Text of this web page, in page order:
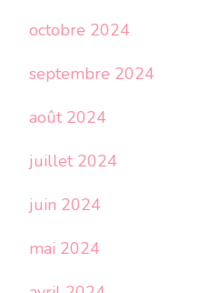
octobre 2024
septembre 2024
août 2024
juillet 2024
juin 2024
mai 2024